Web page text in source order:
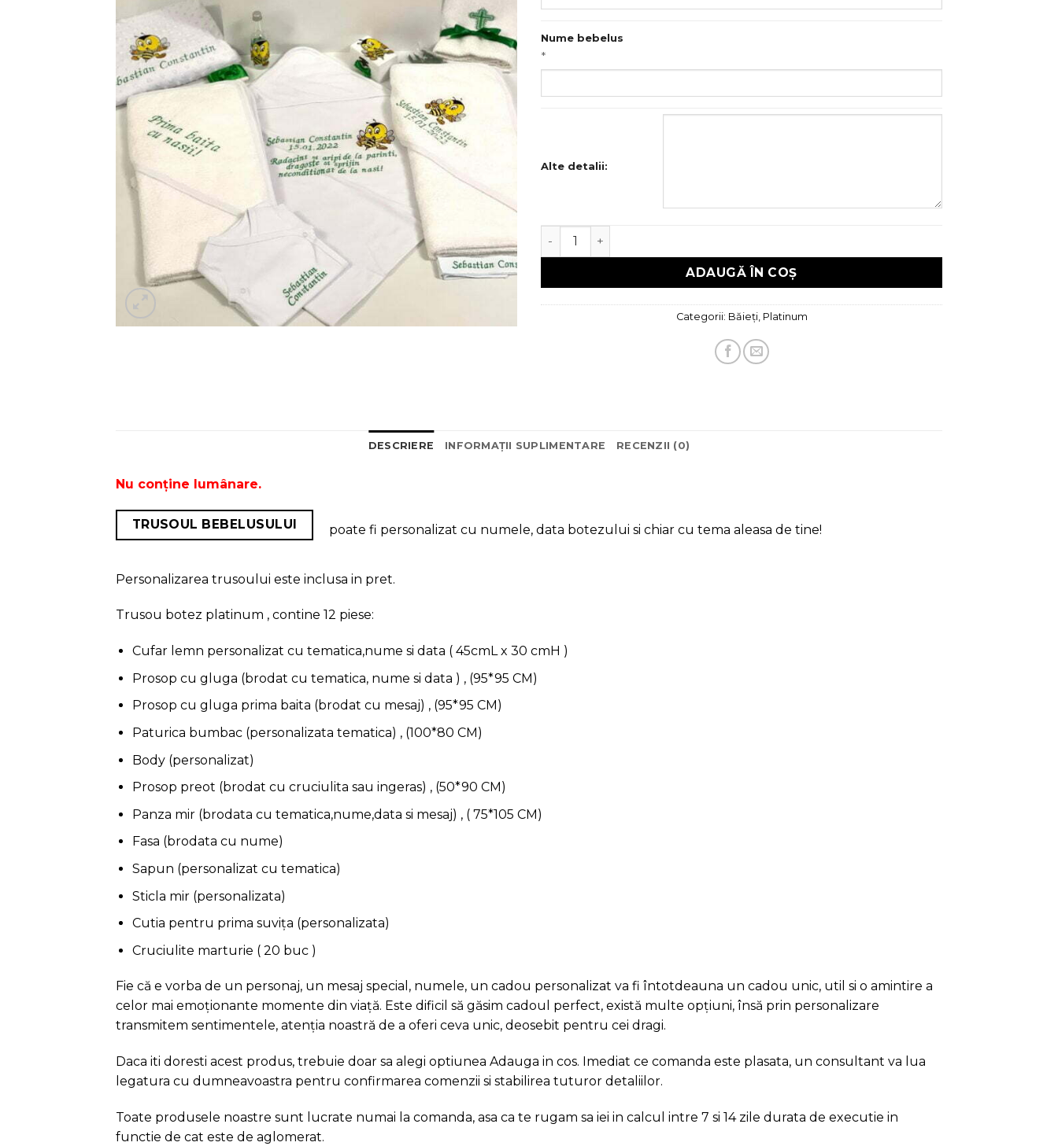
Nume bebelus
*
Alte detalii:
Cantitate Trusou botez Platinum Albinuta
ADAUGĂ ÎN COȘ
Categorii: Băieți, Platinum
DESCRIERE INFORMAȚII SUPLIMENTARE RECENZII (0)
Nu conține lumânare.
TRUSOUL BEBELUSULUI poate fi personalizat cu numele, data botezului si chiar cu tema aleasa de tine!
Personalizarea trusoului este inclusa in pret.
Trusou botez platinum , contine 12 piese:
Cufar lemn personalizat cu tematica,nume si data ( 45cmL x 30 cmH )
Prosop cu gluga (brodat cu tematica, nume si data ) , (95*95 CM)
Prosop cu gluga prima baita (brodat cu mesaj) , (95*95 CM)
Paturica bumbac (personalizata tematica) , (100*80 CM)
Body (personalizat)
Prosop preot (brodat cu cruciulita sau ingeras) , (50*90 CM)
Panza mir (brodata cu tematica,nume,data si mesaj) , ( 75*105 CM)
Fasa (brodata cu nume)
Sapun (personalizat cu tematica)
Sticla mir (personalizata)
Cutia pentru prima suvița (personalizata)
Cruciulite marturie ( 20 buc )
Fie că e vorba de un personaj, un mesaj special, numele, un cadou personalizat va fi întotdeauna un cadou unic, util si o amintire a
celor mai emoționante momente din viață. Este dificil să găsim cadoul perfect, există multe opțiuni, însă prin personalizare
transmitem sentimentele, atenția noastră de a oferi ceva unic, deosebit pentru cei dragi.
Daca iti doresti acest produs, trebuie doar sa alegi optiunea Adauga in cos. Imediat ce comanda este plasata, un consultant va lua
legatura cu dumneavoastra pentru confirmarea comenzii si stabilirea tuturor detaliilor.
Toate produsele noastre sunt lucrate numai la comanda, asa ca te rugam sa iei in calcul intre 7 si 14 zile durata de executie in
functie de cat este de aglomerat.